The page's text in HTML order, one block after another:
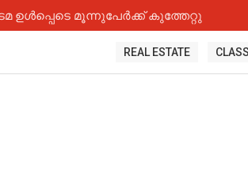
ഉൾപ്പെടെ മൂന്നുപേർക്ക് കുത്തേറ്റു
REAL ESTATE